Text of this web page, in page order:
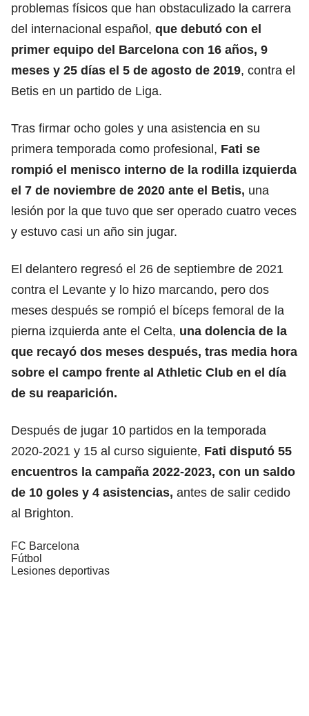
problemas físicos que han obstaculizado la carrera
del internacional español, que debutó con el
primer equipo del Barcelona con 16 años, 9
meses y 25 días el 5 de agosto de 2019, contra el
Betis en un partido de Liga.
Tras firmar ocho goles y una asistencia en su
primera temporada como profesional, Fati se
rompió el menisco interno de la rodilla izquierda
el 7 de noviembre de 2020 ante el Betis, una
lesión por la que tuvo que ser operado cuatro veces
y estuvo casi un año sin jugar.
El delantero regresó el 26 de septiembre de 2021
contra el Levante y lo hizo marcando, pero dos
meses después se rompió el bíceps femoral de la
pierna izquierda ante el Celta, una dolencia de la
que recayó dos meses después, tras media hora
sobre el campo frente al Athletic Club en el día
de su reaparición.
Después de jugar 10 partidos en la temporada
2020-2021 y 15 al curso siguiente, Fati disputó 55
encuentros la campaña 2022-2023, con un saldo
de 10 goles y 4 asistencias, antes de salir cedido
al Brighton.
FC Barcelona
Fútbol
Lesiones deportivas